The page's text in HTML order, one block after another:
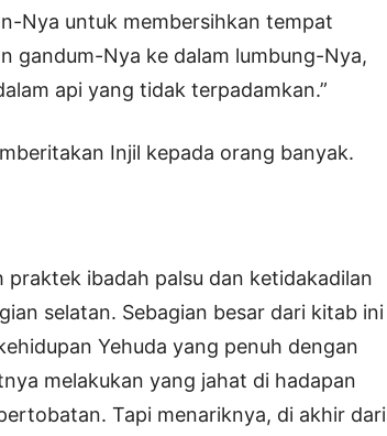
Nya untuk membersihkan tempat
gandum-Nya ke dalam lumbung-Nya,
api yang tidak terpadamkan.”
Injil kepada orang banyak.
ibadah palsu dan ketidakadilan
selatan. Sebagian besar dari kitab ini
Yehuda yang penuh dengan
melakukan yang jahat di hadapan
Tapi menariknya, di akhir dari